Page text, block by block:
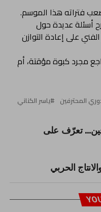
فتراته هذا الموسم.
أسئلة عديدة حول
على إعادة التوازن
مجرد كبوة مؤقتة، أم
المحترفين ياسر الكناني
تعرّف على
الحربي